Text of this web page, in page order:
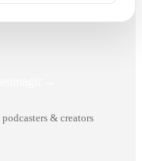
& creators